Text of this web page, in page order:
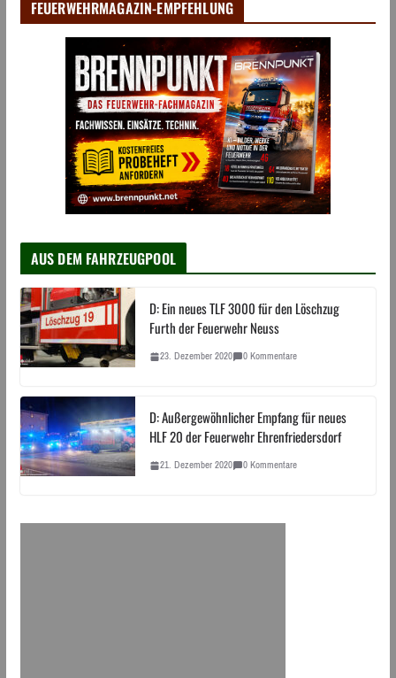
FEUERWEHRMAGAZIN-EMPFEHLUNG
AUS DEM FAHRZEUGPOOL
D: Ein neues TLF 3000 für den Löschzug
Furth der Feuerwehr Neuss
23. Dezember 2020 0 Kommentare
D: Außergewöhnlicher Empfang für neues
HLF 20 der Feuerwehr Ehrenfriedersdorf
21. Dezember 2020 0 Kommentare